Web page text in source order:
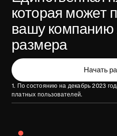
которая может
вашу компанию
размера
Начать
1. По состоянию на декабрь 2023
платных пользователей.